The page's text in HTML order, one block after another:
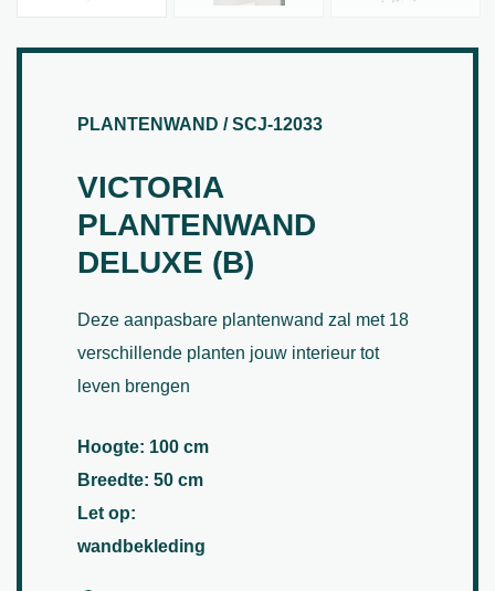
PLANTENWAND / SCJ-12033
VICTORIA
PLANTENWAND
DELUXE (B)
Deze aanpasbare plantenwand zal met 18
verschillende planten jouw interieur tot
leven brengen
Hoogte: 100 cm
Breedte: 50 cm
Let op:
wandbekleding